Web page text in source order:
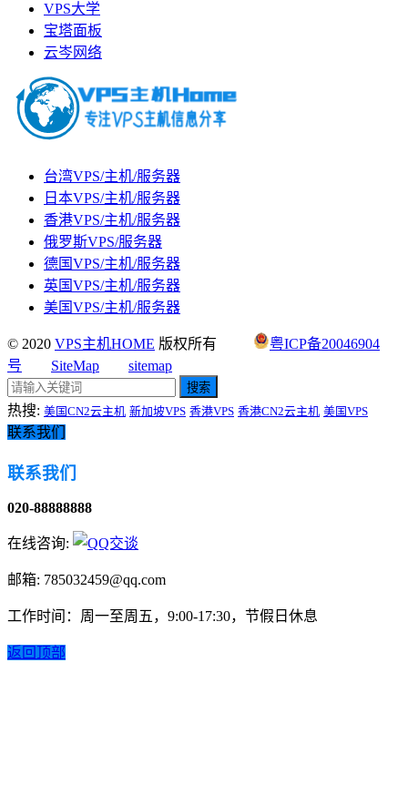
VPS大学
宝塔面板
云岑网络
台湾VPS/主机/服务器
日本VPS/主机/服务器
香港VPS/主机/服务器
俄罗斯VPS/服务器
德国VPS/主机/服务器
英国VPS/主机/服务器
美国VPS/主机/服务器
© 2020 VPS主机HOME 版权所有
粤ICP备20046904
号
SiteMap sitemap
搜索
热搜: 美国CN2云主机 新加坡VPS 香港VPS 香港CN2云主机 美国VPS
联系我们
联系我们
020-88888888
在线咨询:
邮箱: 785032459@qq.com
工作时间：周一至周五，9:00-17:30，节假日休息
返回顶部